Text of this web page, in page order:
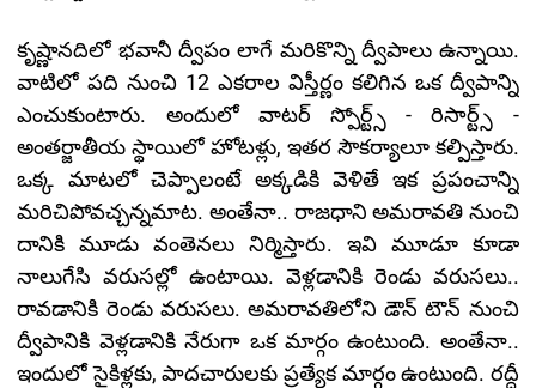
కృష్ణానదిలో భవానీ ద్వీపం లాగే మరికొన్ని ద్వీపాలు ఉన్నాయి.
వాటిలో పది నుంచి 12 ఎకరాల విస్తీర్ణం కలిగిన ఒక ద్వీపాన్ని
ఎంచుకుంటారు. అందులో వాటర్ స్పోర్ట్స్ - రిసార్ట్స్ -
అంతర్జాతీయ స్థాయిలో హోటళ్లు, ఇతర సౌకర్యాలూ కల్పిస్తారు.
ఒక్క మాటలో చెప్పాలంటే అక్కడికి వెళితే ఇక ప్రపంచాన్ని
మరిచిపోవచ్చన్నమాట. అంతేనా.. రాజధాని అమరావతి నుంచి
దానికి మూడు వంతెనలు నిర్మిస్తారు. ఇవి మూడూ కూడా
నాలుగేసి వరుసల్లో ఉంటాయి. వెళ్లడానికి రెండు వరుసలు..
రావడానికి రెండు వరుసలు. అమరావతిలోని డౌన్ టౌన్ నుంచి
ద్వీపానికి వెళ్లడానికి నేరుగా ఒక మార్గం ఉంటుంది. అంతేనా..
ఇందులో సైకిళ్లకు, పాదచారులకు ప్రత్యేక మార్గం ఉంటుంది. రద్దీ